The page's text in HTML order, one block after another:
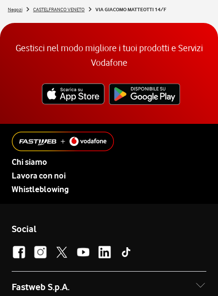
Negozi CASTELFRANCO VENETO VIA GIACOMO MATTEOTTI 14/F
Gestisci nel modo migliore i tuoi prodotti e Servizi
Vodafone
Chi siamo
Lavora con noi
Whistleblowing
Social
Fastweb S.p.A.